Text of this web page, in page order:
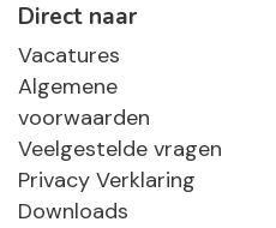
Direct naar
Vacatures
Algemene
voorwaarden
Veelgestelde vragen
Privacy Verklaring
Downloads